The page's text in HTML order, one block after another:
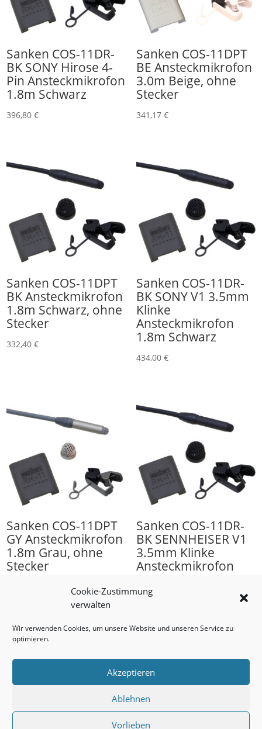
Cookie-Zustimmung
verwalten
Wir verwenden Cookies, um unsere Website und unseren Service zu
optimieren.
Akzeptieren
Ablehnen
Vorlieben
Sanken COS-11DR-
BK SONY Hirose 4-
Pin Ansteckmikrofon
1.8m Schwarz
396,80€
Sanken COS-11DPT
BE Ansteckmikrofon
3.0m Beige, ohne
Stecker
341,17 €
Sanken COS-11DPT
BK Ansteckmikrofon
1.8m Schwarz, ohne
Stecker
332,40€
Sanken COS-11DR-
BK SONY V1 3.5mm
Klinke
Ansteckmikrofon
1.8m Schwarz
434,00 €
Sanken COS-11DPT
GY Ansteckmikrofon
1.8m Grau, ohne
Stecker
Sanken COS-11DR-
BK SENNHEISER V1
3.5mm Klinke
Ansteckmikrofon
1.8m Schwarz
434,00
Cookie-Richtlinie (EU)